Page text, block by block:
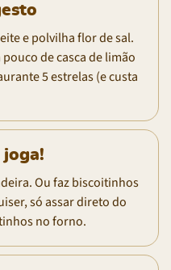
e polvilha flor de sal.
de casca de limão
5 estrelas (e custa
joga!
Ou faz biscoitinhos
só assar direto do
no forno.